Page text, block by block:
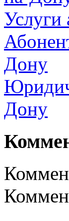
Услуги
Дону
Дону